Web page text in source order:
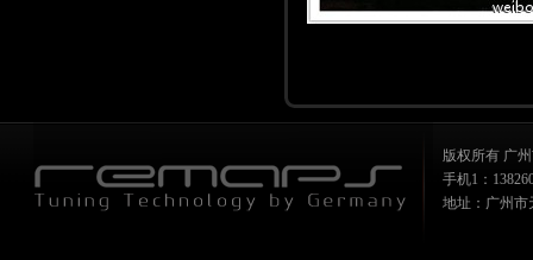
版权所有 广
手机1：
地址：广州市